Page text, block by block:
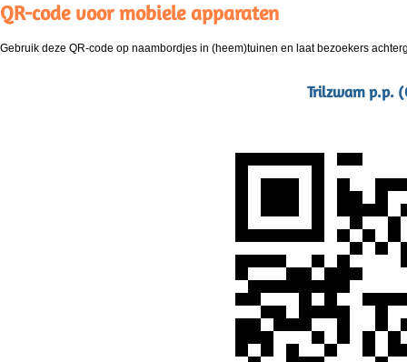
QR-code voor mobiele apparaten
Gebruik deze QR-code op naambordjes in (heem)tuinen en laat bezoekers
Trilzwam p.p.